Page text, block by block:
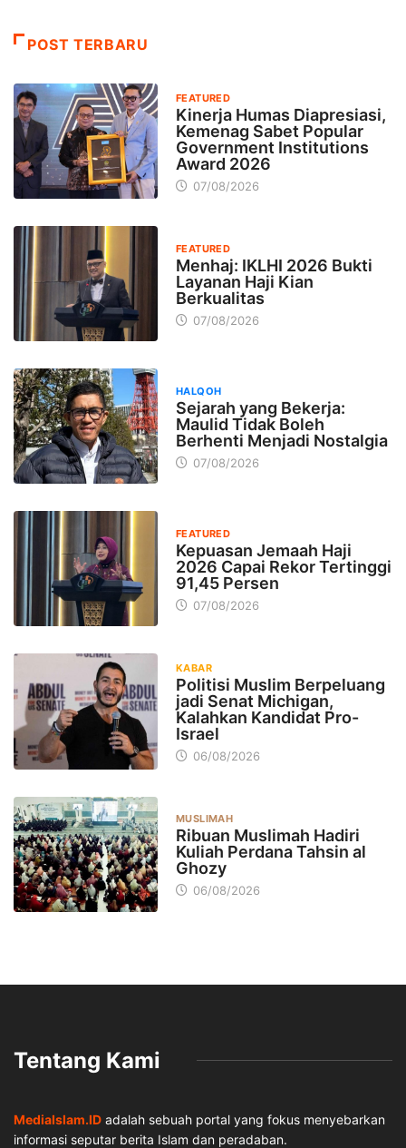
POST TERBARU
FEATURED
Kinerja Humas Diapresiasi,
Kemenag Sabet Popular
Government Institutions
Award 2026
07/08/2026
FEATURED
Menhaj: IKLHI 2026 Bukti
Layanan Haji Kian
Berkualitas
07/08/2026
HALQOH
Sejarah yang Bekerja:
Maulid Tidak Boleh
Berhenti Menjadi Nostalgia
07/08/2026
FEATURED
Kepuasan Jemaah Haji
2026 Capai Rekor Tertinggi
91,45 Persen
07/08/2026
KABAR
Politisi Muslim Berpeluang
jadi Senat Michigan,
Kalahkan Kandidat Pro-
Israel
06/08/2026
MUSLIMAH
Ribuan Muslimah Hadiri
Kuliah Perdana Tahsin al
Ghozy
06/08/2026
Tentang Kami
MediaIslam.ID adalah sebuah portal yang fokus menyebarkan
informasi seputar berita Islam dan peradaban.